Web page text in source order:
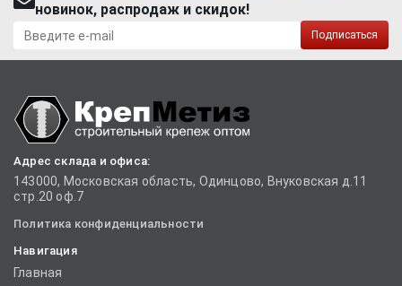
новинок, распродаж и скидок!
Подписаться
Адрес склада и офиса:
143000, Московская область, Одинцово, Внуковская д.11
стр.20 оф.7
Политика конфиденциальности
Навигация
Главная